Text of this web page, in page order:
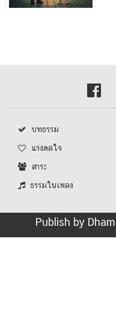
บทธรรม
แรงดลใจ
สาระ
ธรรมในเพลง
Publish by